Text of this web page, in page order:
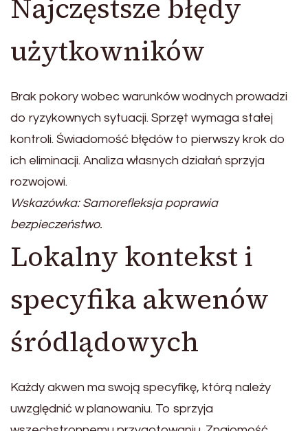
Najczęstsze błędy
użytkowników
Brak pokory wobec warunków wodnych prowadzi
do ryzykownych sytuacji. Sprzęt wymaga stałej
kontroli. Świadomość błędów to pierwszy krok do
ich eliminacji. Analiza własnych działań sprzyja
rozwojowi.
Wskazówka: Samorefleksja poprawia
bezpieczeństwo.
Lokalny kontekst i
specyfika akwenów
śródlądowych
Każdy akwen ma swoją specyfikę, którą należy
uwzględnić w planowaniu. To sprzyja